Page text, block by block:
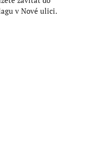
v Nové ulici.